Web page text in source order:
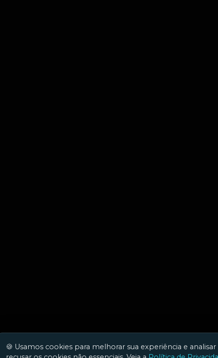
🍪 Usamos cookies para melhorar sua experiência e